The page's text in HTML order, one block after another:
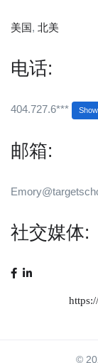
美国, 北美
电话:
404.727.6*** Show
邮箱:
社交媒体:
©